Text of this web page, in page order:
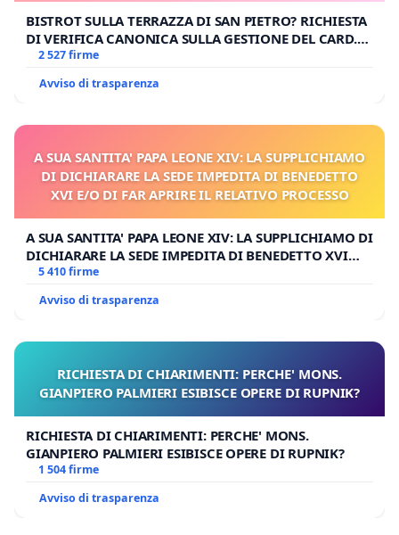
BISTROT SULLA TERRAZZA DI SAN PIETRO? RICHIESTA
DI VERIFICA CANONICA SULLA GESTIONE DEL CARD.
GAMBETTI
2 527 firme
Avviso di trasparenza
A SUA SANTITA' PAPA LEONE XIV: LA SUPPLICHIAMO
DI DICHIARARE LA SEDE IMPEDITA DI BENEDETTO
XVI E/O DI FAR APRIRE IL RELATIVO PROCESSO
A SUA SANTITA' PAPA LEONE XIV: LA SUPPLICHIAMO DI
DICHIARARE LA SEDE IMPEDITA DI BENEDETTO XVI
E/O DI FAR APRIRE IL RELATIVO PROCESSO
5 410 firme
Avviso di trasparenza
RICHIESTA DI CHIARIMENTI: PERCHE' MONS.
GIANPIERO PALMIERI ESIBISCE OPERE DI RUPNIK?
RICHIESTA DI CHIARIMENTI: PERCHE' MONS.
GIANPIERO PALMIERI ESIBISCE OPERE DI RUPNIK?
1 504 firme
Avviso di trasparenza